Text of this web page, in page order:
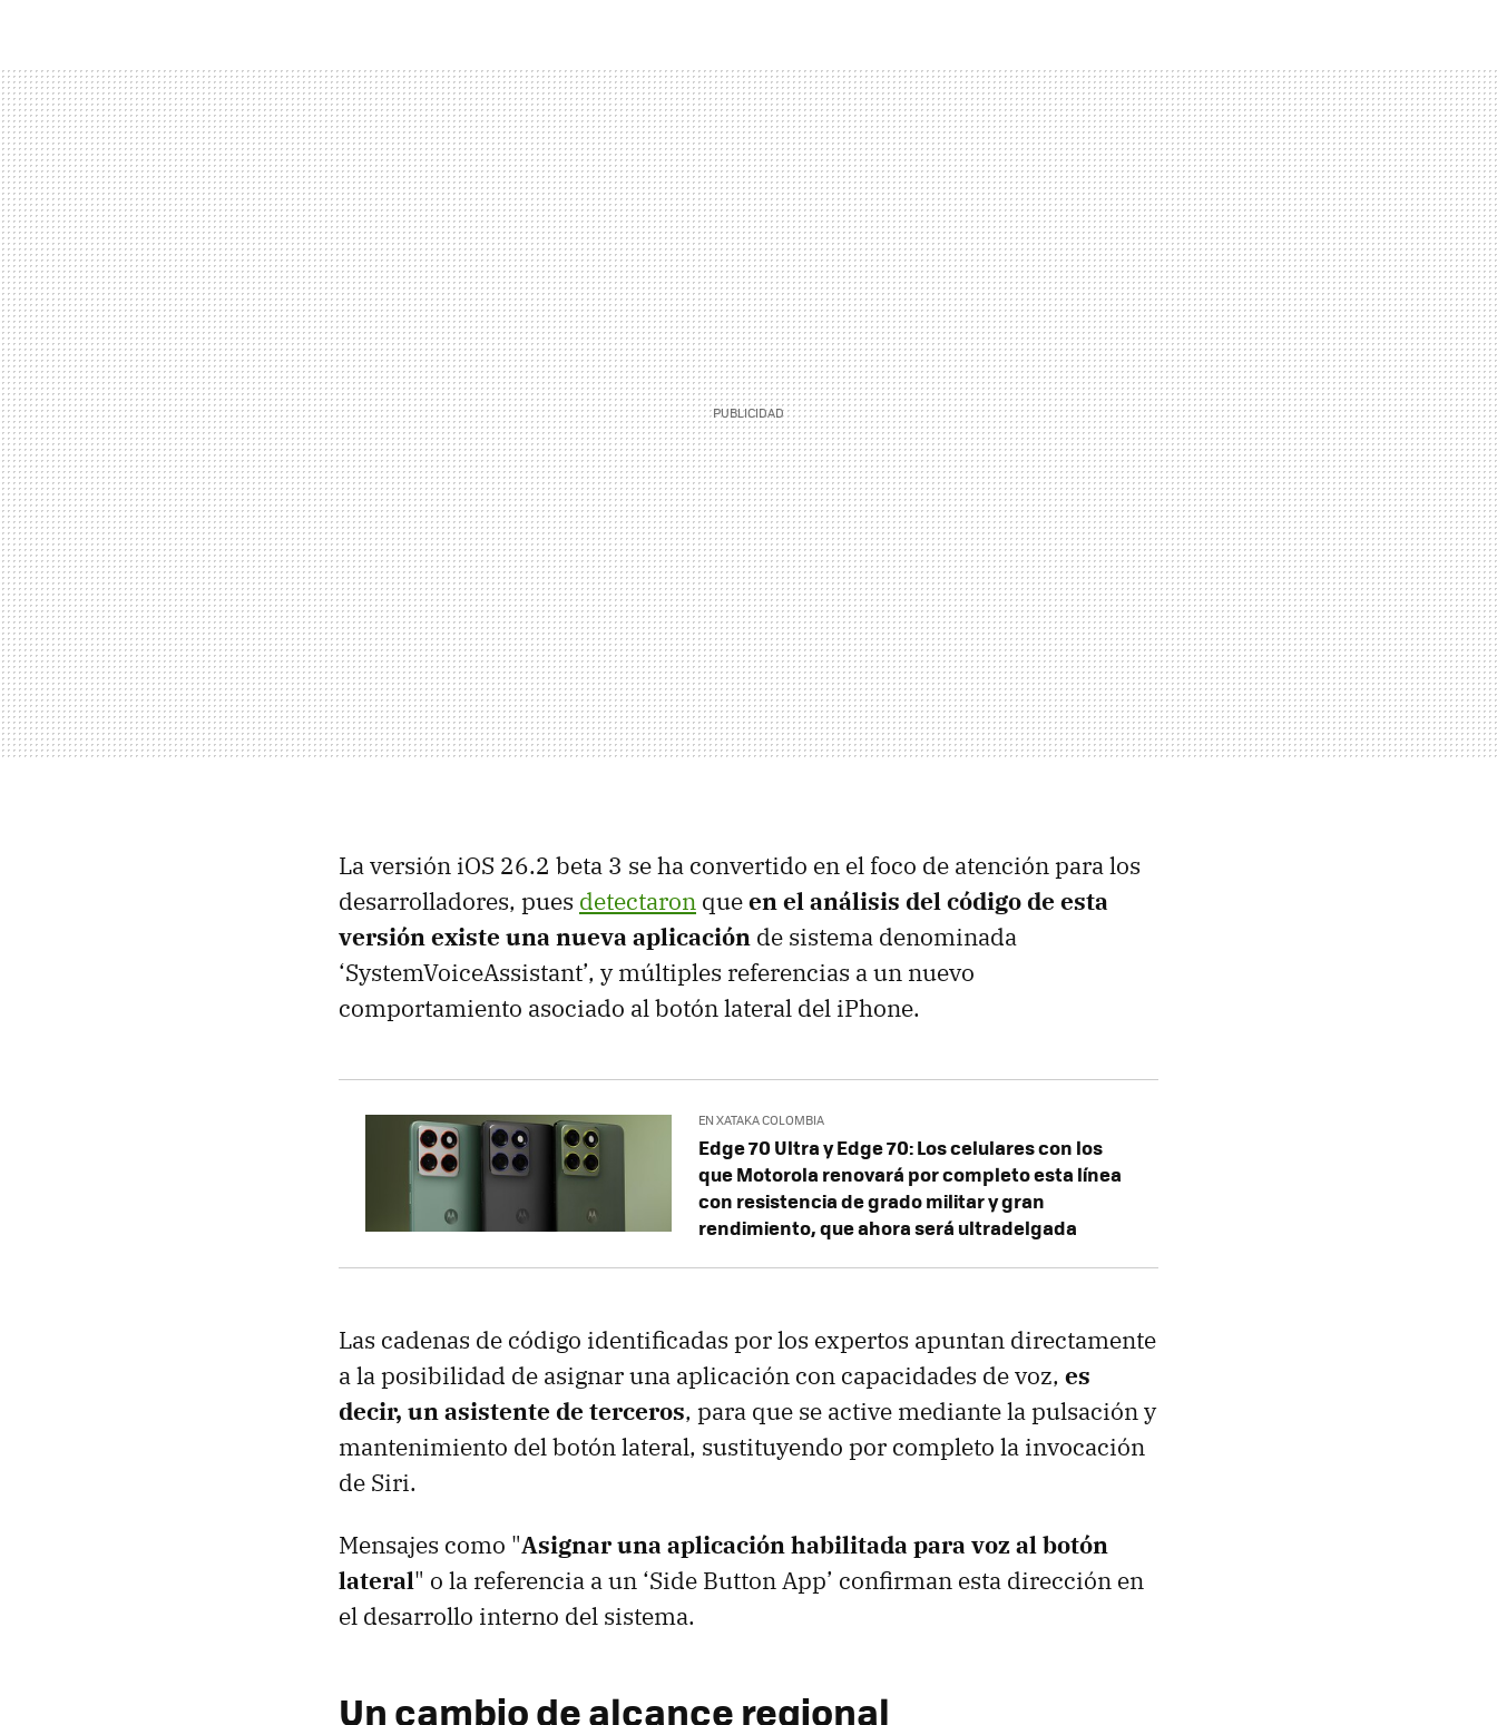
La versión iOS 26.2 beta 3 se ha convertido en el foco de atención para los
desarrolladores, pues detectaron queen el análisis del código de esta
versión existe una nueva aplicación de sistema denominada
‘SystemVoiceAssistant’, y múltiples referencias a un nuevo
comportamiento asociado al botón lateral del iPhone.
EN XATAKA COLOMBIA
Edge 70 Ultra y Edge 70: Los celulares con los
que Motorola renovará por completo esta línea
con resistencia de grado militar y gran
rendimiento, que ahora será ultradelgada
Las cadenas de código identificadas por los expertos apuntan directamente
a la posibilidad de asignar una aplicación con capacidades de voz, es
decir, un asistente de terceros, para que se active mediante la pulsación y
mantenimiento del botón lateral, sustituyendo por completo la invocación
de Siri.
Mensajes como "Asignar una aplicación habilitada para voz al botón
lateral" o la referencia a un ‘Side Button App’ confirman esta dirección en
el desarrollo interno del sistema.
Un cambio de alcance regional